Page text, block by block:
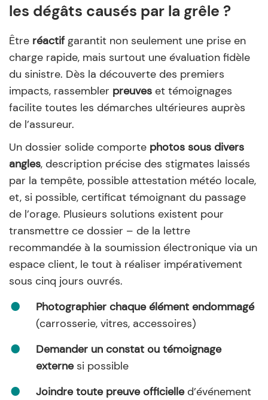
les dégâts causés par la grêle ?
Être réactifgarantit non seulement une prise en
charge rapide, mais surtout une évaluation fidèle
du sinistre. Dès la découverte des premiers
impacts, rassembler preuves et témoignages
facilite toutes les démarches ultérieures auprès
de l’assureur.
Un dossier solide comporte photos sous divers
angles, description précise des stigmates laissés
par la tempête, possible attestation météo locale,
et, si possible, certificat témoignant du passage
de l’orage. Plusieurs solutions existent pour
transmettre ce dossier – de la lettre
recommandée à la soumission électronique via un
espace client, le tout à réaliser impérativement
sous cinq jours ouvrés.
Photographier chaque élément endommagé
(carrosserie, vitres, accessoires)
Demander un constat ou témoignage
externesi possible
Joindre toute preuve officielled’événement